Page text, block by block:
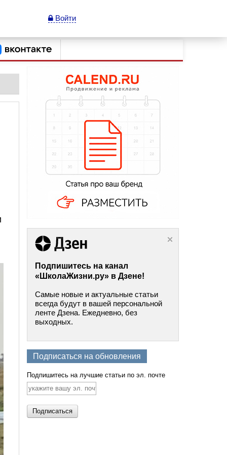
Войти
Подпишитесь на канал
«ШколаЖизни.ру» в Дзене!
Самые новые и актуальные статьи
всегда будут в вашей персональной
ленте Дзена. Ежедневно, без
выходных.
Подписаться на обновления
Подпишитесь на лучшие статьи по эл. почте